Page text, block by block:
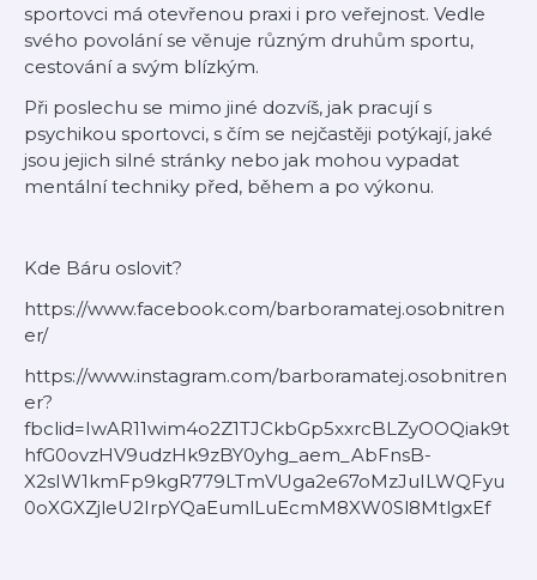
sportovci má otevřenou praxi i pro veřejnost. Vedle
svého povolání se věnuje různým druhům sportu,
cestování a svým blízkým.
Při poslechu se mimo jiné dozvíš, jak pracují s
psychikou sportovci, s čím se nejčastěji potýkají, jaké
jsou jejich silné stránky nebo jak mohou vypadat
mentální techniky před, během a po výkonu.
Kde Báru oslovit?
https://www.facebook.com/barboramatej.osobnitren
er/
https://www.instagram.com/barboramatej.osobnitren
er?
fbclid=IwAR11wim4o2Z1TJCkbGp5xxrcBLZyOOQiak9t
hfG0ovzHV9udzHk9zBY0yhg_aem_AbFnsB-
X2sIW1kmFp9kgR779LTmVUga2e67oMzJuILWQFyu
0oXGXZjleU2IrpYQaEumlLuEcmM8XW0Sl8MtlgxEf